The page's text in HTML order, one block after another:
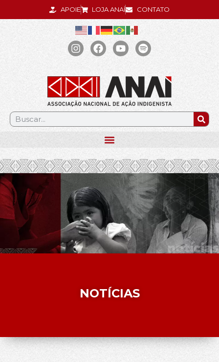
APOIE LOJA ANAÍ CONTATO
.
NOTÍCIAS